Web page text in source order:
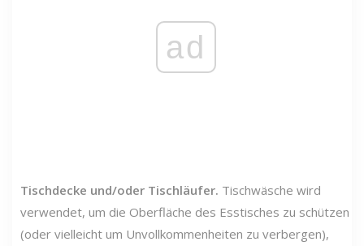
ad
Tischdecke und/oder Tischläufer. Tischwäsche wird
verwendet, um die Oberfläche des Esstisches zu schützen
(oder vielleicht um Unvollkommenheiten zu verbergen),